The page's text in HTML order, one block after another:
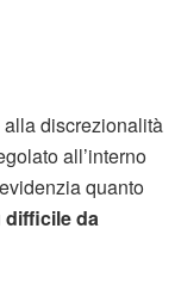
alla discrezionalità
all’interno
quanto
difficile da